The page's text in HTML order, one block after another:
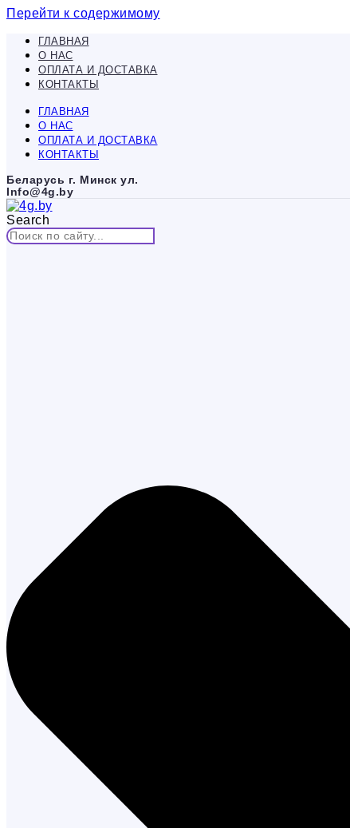
Перейти к содержимому
ГЛАВНАЯ
О НАС
ОПЛАТА И ДОСТАВКА
КОНТАКТЫ
ГЛАВНАЯ
О НАС
ОПЛАТА И ДОСТАВКА
КОНТАКТЫ
Беларусь г. Минск ул.
Info@4g.by
Search